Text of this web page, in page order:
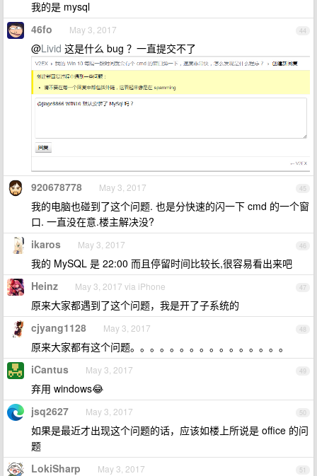
我的是 mysql
44
46fo May 3, 2017
@Livid 这是什么 bug ？一直提交不了
45
920678778 May 3, 2017
我的电脑也碰到了这个问题. 也是分快速的闪一下 cmd 的一个窗
口. 一直没在意.楼主解决没?
46
ikaros May 3, 2017
我的 MySQL 是 22:00 而且停留时间比较长,很容易看出来吧
47
Heinz May 3, 2017 via iPhone
原来大家都遇到了这个问题，我是开了子系统的
48
cjyang1128 May 3, 2017
原来大家都有这个问题。。。。。。。。。。。。。。。。
49
iCantus May 3, 2017
弃用 windows😂
50
jsq2627 May 3, 2017
如果是最近才出现这个问题的话，应该如楼上所说是 office 的问
题
51
LokiSharp May 3, 2017